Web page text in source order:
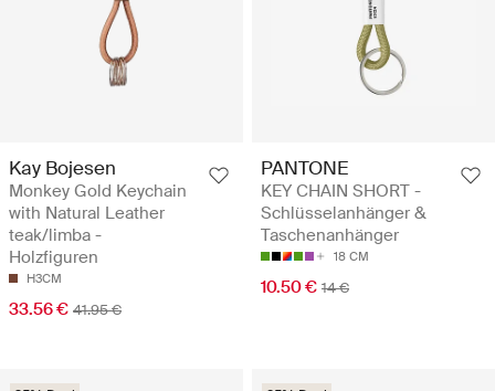
Kay Bojesen
Monkey Gold Keychain
with Natural Leather
teak/limba -
Holzfiguren
H3CM
33.56 € 41.95 €
PANTONE
KEY CHAIN SHORT -
Schlüsselanhänger &
Taschenanhänger
18 CM
10.50 € 14 €